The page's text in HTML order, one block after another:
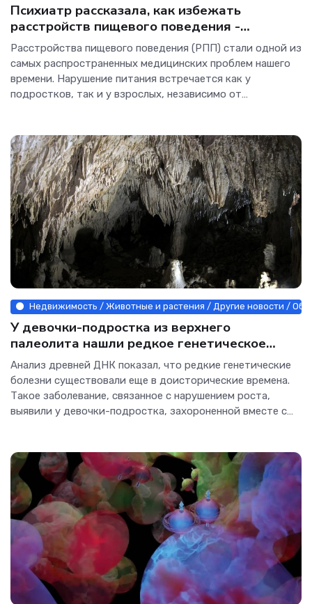
Психиатр рассказала, как избежать
расстройств пищевого поведения -
Интернет технологии.
Расстройства пищевого поведения (РПП) стали одной из
самых распространенных медицинских проблем нашего
времени. Нарушение питания встречается как у
подростков, так и у взрослых, независимо от
Недвижимость / Животные и растения / Другие новости /
У девочки-подростка из верхнего
палеолита нашли редкое генетическое
заболевание - Интернет технологии.
Анализ древней ДНК показал, что редкие генетические
болезни существовали еще в доисторические времена.
Такое заболевание, связанное с нарушением роста,
выявили у девочки-подростка, захороненной вместе с